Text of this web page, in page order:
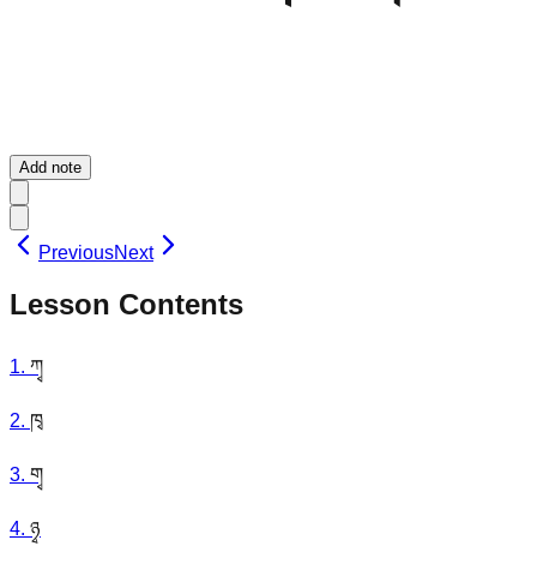
Add note
PreviousNext
Lesson Contents
1. ཀྭ
2. ཁྭ
3. གྭ
4. ཉྭ